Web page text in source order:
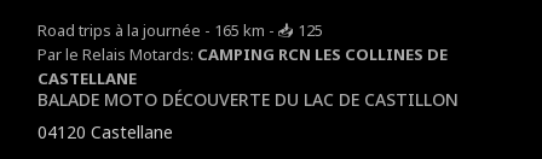
Road trips à la journée - 165 km - 📥 125
Par le Relais Motards: CAMPING RCN LES COLLINES DE
CASTELLANE
BALADE MOTO DÉCOUVERTE DU LAC DE CASTILLON
04120 Castellane